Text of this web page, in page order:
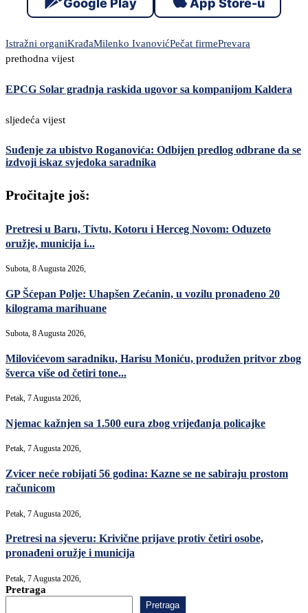
Istražni organiKrađaMilenko IvanovićPečat firmePrevara
prethodna vijest
EPCG Solar gradnja raskida ugovor sa kompanijom Kaldera
sljedeća vijest
Suđenje za ubistvo Roganovića: Odbijen predlog odbrane da se
izdvoji iskaz svjedoka saradnika
Pročitajte još:
Pretresi u Baru, Tivtu, Kotoru i Herceg Novom: Oduzeto
oružje, municija i...
Subota, 8 Augusta 2026,
GP Šćepan Polje: Uhapšen Zećanin, u vozilu pronađeno 20
kilograma marihuane
Subota, 8 Augusta 2026,
Milovićevom saradniku, Harisu Moniću, produžen pritvor zbog
šverca više od četiri tone...
Petak, 7 Augusta 2026,
Njemac kažnjen sa 1.500 eura zbog vrijeđanja policajke
Petak, 7 Augusta 2026,
Zvicer neće robijati 56 godina: Kazne se ne sabiraju prostom
računicom
Petak, 7 Augusta 2026,
Pretresi na sjeveru: Krivične prijave protiv četiri osobe,
pronađeni oružje i municija
Petak, 7 Augusta 2026,
Pretraga
Pretraga